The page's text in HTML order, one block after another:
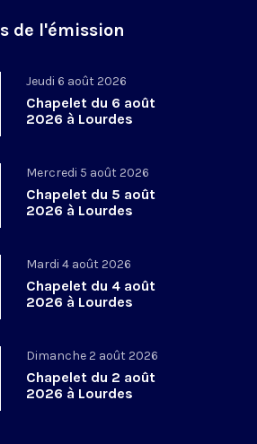
de l'émission
Jeudi 6 août 2026
Chapelet du 6 août
2026 à Lourdes
Mercredi 5 août 2026
Chapelet du 5 août
2026 à Lourdes
Mardi 4 août 2026
Chapelet du 4 août
2026 à Lourdes
Dimanche 2 août 2026
Chapelet du 2 août
2026 à Lourdes